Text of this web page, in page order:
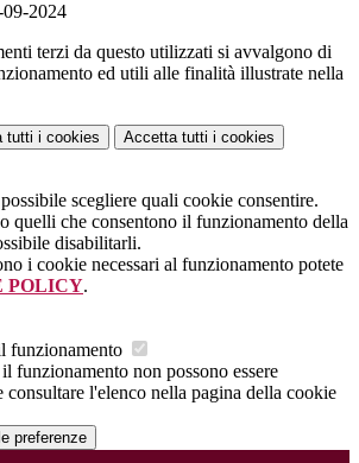
2024
terzi da questo utilizzati si avvalgono di
ed utili alle finalità illustrate nella
tutti i cookies Accetta tutti i cookies
scegliere quali cookie consentire.
quelli che consentono il funzionamento della
disabilitarli.
i cookie necessari al funzionamento potete
POLICY.
funzionamento
funzionamento non possono essere
l'elenco nella pagina della cookie
preferenze